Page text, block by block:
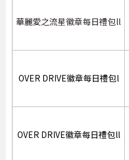
華麗愛之流星徽章每日禮包ll
OVER DRIVE徽章每日禮包l
OVER DRIVE徽章每日禮包ll